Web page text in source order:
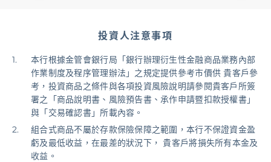
財富管理/信託/保險
數位生活
投資人注意事項
本行根據金管會銀行局「銀行辦理衍生性金融商品業務內部
作業制度及程序管理辦法」之規定提供參考市價供 貴客戶參
考，投資商品之條件與各項投資風險說明請參閱貴客戶所簽
署之「商品說明書、風險預告書、承作申請暨扣款授權書」
與「交易確認書」所載內容。
組合式商品不屬於存款保險保障之範圍，本行不保證資金盈
虧及最低收益，在最差的狀況下， 貴客戶將損失所有本金及
收益。